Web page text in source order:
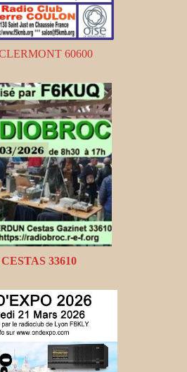
60600
33610